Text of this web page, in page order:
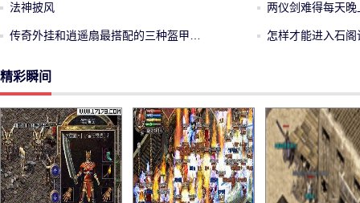
法神披风 两仪剑难得每天
传奇外挂和逍遥扇最搭配的三种盔甲… 怎样才能进入石阁
精彩瞬间